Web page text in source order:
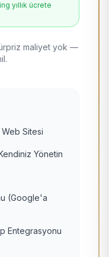
yıllık ücrete
maliyet yok —
Sitesi
Yönetin
(Google'a
Entegrasyonu